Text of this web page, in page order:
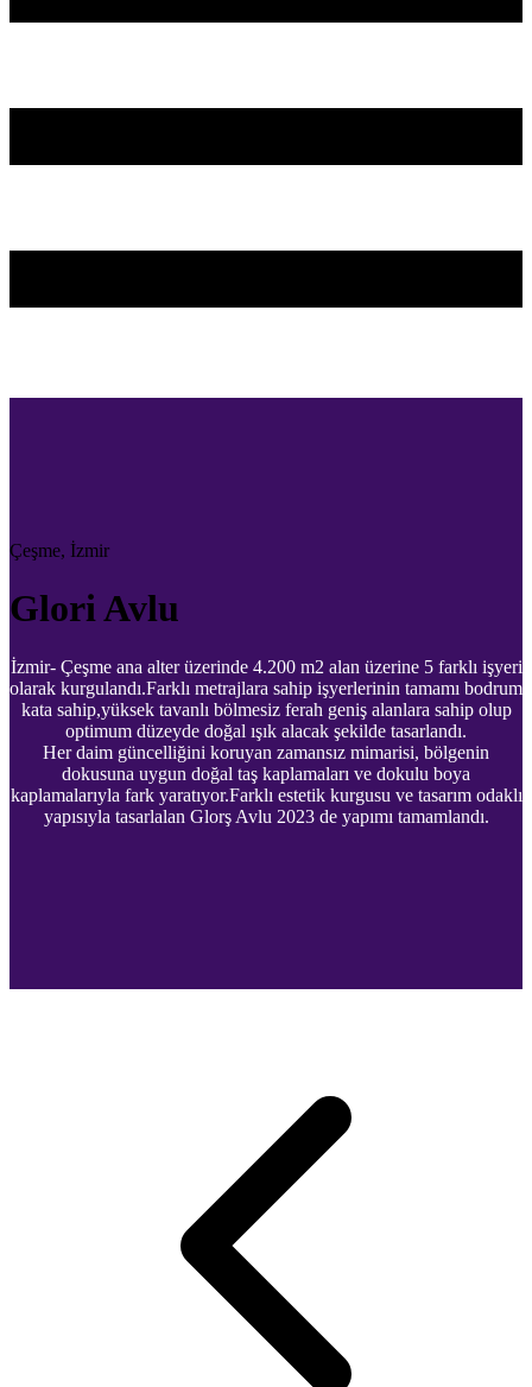
Çeşme, İzmir
Glori Avlu
İzmir- Çeşme ana alter üzerinde 4.200 m2 alan üzerine 5 farklı işyeri
olarak kurgulandı.Farklı metrajlara sahip işyerlerinin tamamı bodrum
kata sahip,yüksek tavanlı bölmesiz ferah geniş alanlara sahip olup
optimum düzeyde doğal ışık alacak şekilde tasarlandı.
Her daim güncelliğini koruyan zamansız mimarisi, bölgenin
dokusuna uygun doğal taş kaplamaları ve dokulu boya
kaplamalarıyla fark yaratıyor.Farklı estetik kurgusu ve tasarım odaklı
yapısıyla tasarlalan Glorş Avlu 2023 de yapımı tamamlandı.